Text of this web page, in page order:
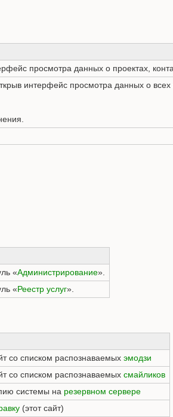
просмотра данных о проектах,
интерфейс просмотра данных о всех
«Администрирование».
«Реестр услуг».
со списком распознаваемых эмодзи
со списком распознаваемых смайликов
системы на резервном сервере
(этот сайт)